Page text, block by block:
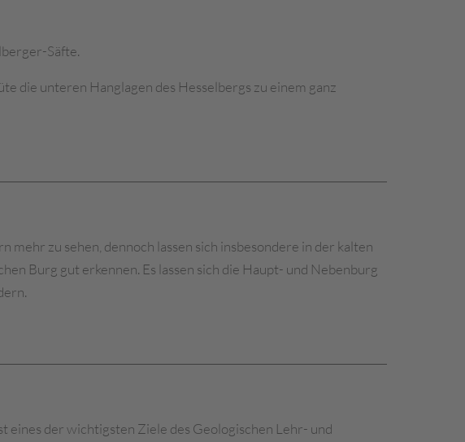
Säfte.
die unteren Hanglagen des Hesselbergs zu einem ganz
zu sehen, dennoch lassen sich insbesondere in der kalten
Burg gut erkennen. Es lassen sich die Haupt- und Nebenburg
der wichtigsten Ziele des Geologischen Lehr- und